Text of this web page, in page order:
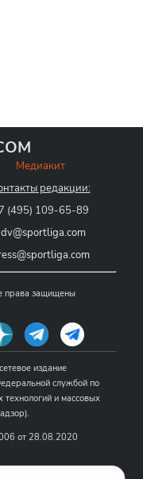
Медиакит
редакции:
(495) 109-65-89
права защищены
издание
службой по
и массовых
от 28.08.2020